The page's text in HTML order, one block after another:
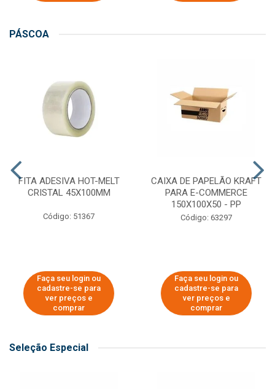
PÁSCOA
FITA ADESIVA HOT-MELT
CRISTAL 45X100MM
Código: 51367
Faça seu login ou
cadastre-se para
ver preços e
comprar
CAIXA DE PAPELÃO KRAFT
PARA E-COMMERCE
150X100X50 - PP
Código: 63297
Faça seu login ou
cadastre-se para
ver preços e
comprar
Seleção Especial